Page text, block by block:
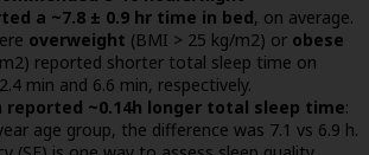
a ~7.8 ± 0.9 hr time in bed, on average.
overweight (BMI > 25 kg/m2) or obese
reported shorter total sleep time on
min and 6.6 min, respectively.
reported ~0.14h longer total sleep time:
age group, the difference was 7.1 vs 6.9 h.